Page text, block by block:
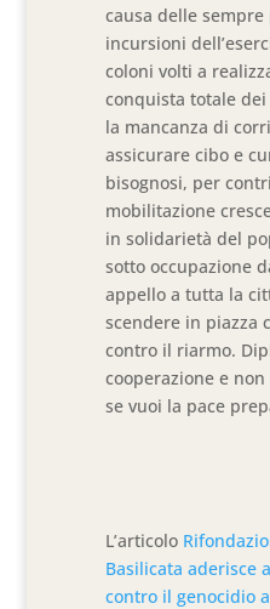
causa delle
incursioni
coloni volti a
conquista totale
la mancanza di
assicurare cibo e
bisognosi, per
mobilitazione
in solidarietà del
sotto occupazione
appello a tutta la
scendere in piazza
contro il riarmo.
cooperazione e
se vuoi la pace
L’articolo
Basilicata aderisce
contro il genocidio